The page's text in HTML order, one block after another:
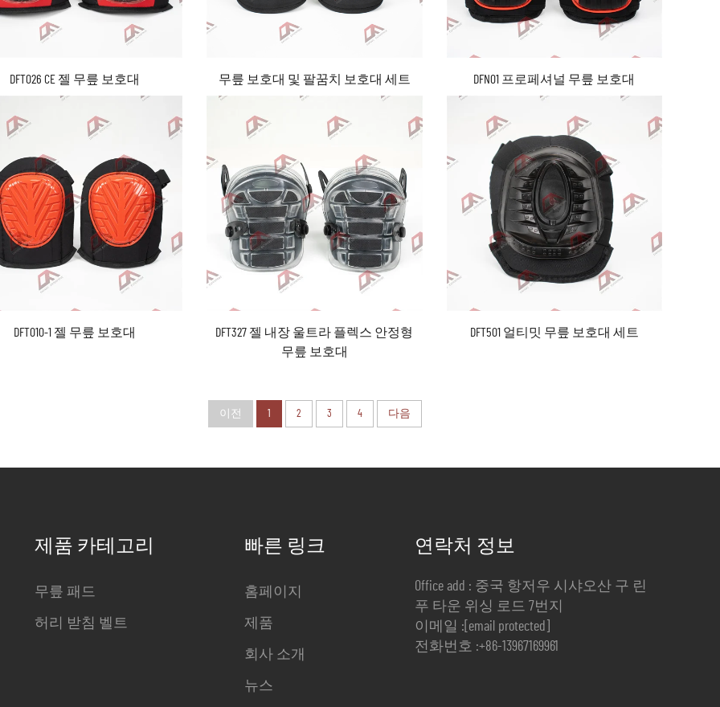
DFT026 CE 젤 무릎 보호대 무릎 보호대 및 팔꿈치 보호대 세트 DFN01 프로페셔널 무릎 보호대
DFT010-1 젤 무릎 보호대
DFT327 젤 내장 울트라 플렉스 안정형
무릎 보호대
DFT501 얼티밋 무릎 보호대 세트
이전 1 2 3 4 다음
제품 카테고리
무릎 패드
허리 받침 벨트
빠른 링크
홈페이지
제품
회사 소개
뉴스
연락처 정보
Office add : 중국 항저우 시샤오산 구 린
푸 타운 위싱 로드 7번지
이메일 : [email protected]
전화번호 :+86-13967169961